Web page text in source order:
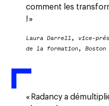
comment les
! »
Laura Darrell, vice-
de la formation, Boston
« Radancy a